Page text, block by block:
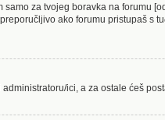
za tvojeg boravka na forumu
ako forumu pristupaš s
ici, a za ostale ćeš